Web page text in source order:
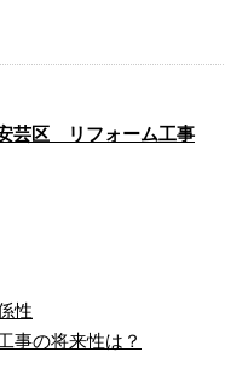
芸区 リフォーム工事
性
事の将来性は？